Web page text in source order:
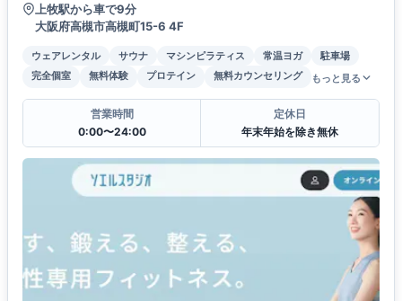
上牧駅から車で9分
大阪府高槻市高槻町15-6 4F
ウェアレンタル サウナ マシンピラティス 常温ヨガ
駐車場
完全個室
無料体験 プロテイン 無料カウンセリング もっと見る
営業時間
0:00〜24:00
定休日
年末年始を除き無休